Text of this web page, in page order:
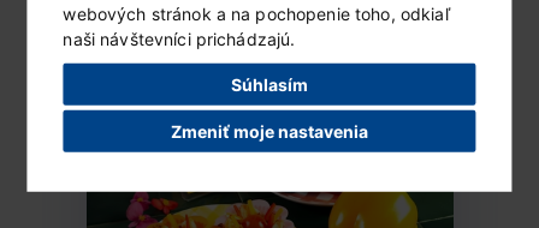
webových stránok a na pochopenie toho, odkiaľ
naši návštevníci prichádzajú.
Súhlasím
Zmeniť moje nastavenia